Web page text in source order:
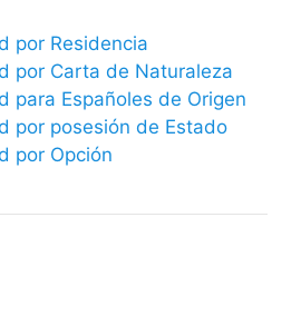
por Residencia
por Carta de Naturaleza
para Españoles de Origen
por posesión de Estado
por Opción